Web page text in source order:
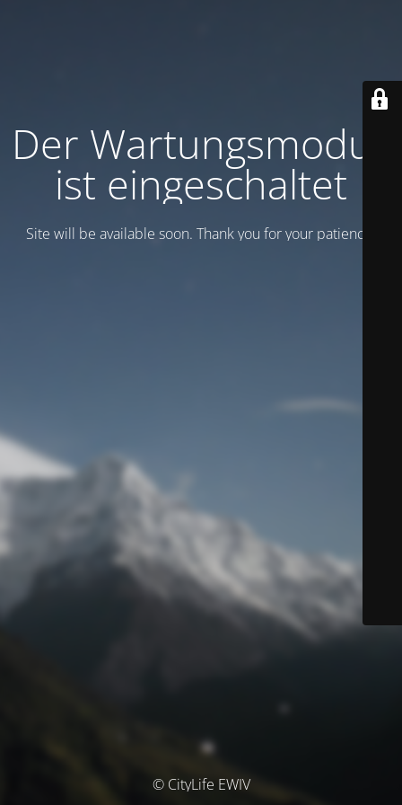
Der Wartungsmodus
ist eingeschaltet
Site will be available soon. Thank you for your patience!
© CityLife EWIV